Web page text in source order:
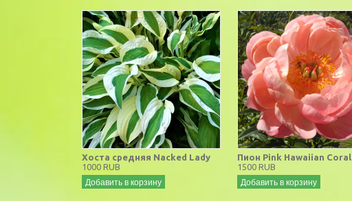
Хоста средняя Nacked Lady
1000 RUB
Добавить в корзину
Пион Pink Hawaiian Coral
1500 RUB
Добавить в корзину